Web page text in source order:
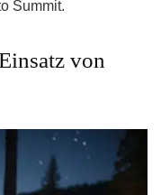
Summit.
von